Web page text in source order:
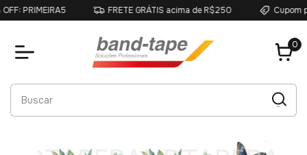
FRETE GRÁTIS acima de R$250 Cupom
0